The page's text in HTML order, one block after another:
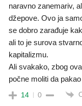
naravno zanemariv,
džepove. Ovo ja
se dobro zarađuje
ali to je surova
kapitalizmu.
Ali svakako, zbog
počne moliti da
14 0